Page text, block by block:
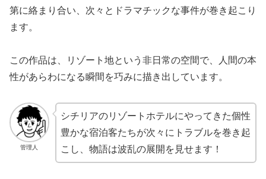
第に絡まり合い、次々とドラマチックな事件が巻き起こり
ます。
この作品は、リゾート地という非日常の空間で、人間の本
性があらわになる瞬間を巧みに描き出しています。
管理人
シチリアのリゾートホテルにやってきた個性
豊かな宿泊客たちが次々にトラブルを巻き起
こし、物語は波乱の展開を見せます！